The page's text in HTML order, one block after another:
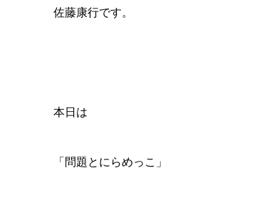
佐藤康行です。
本日は
「問題とにらめっこ」